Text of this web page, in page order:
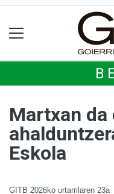
Martxan da
Eskola
GITB 2026ko urtarrilaren 23a